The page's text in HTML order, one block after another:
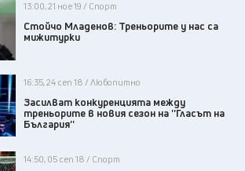
13:00, 21 ное 19 / Спорт
Стойчо Младенов: Треньорите у нас са
мижитурки
16:35, 24 сеп 18 / Любопитно
Засилват конкуренцията между
треньорите в новия сезон на ''Гласът на
България''
14:50, 05 сеп 18 / Спорт